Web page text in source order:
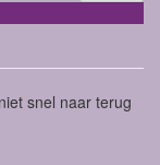
snel naar terug